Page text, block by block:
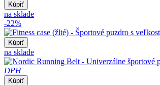
Kúpiť
na sklade
-22%
Kúpiť
na sklade
DPH
Kúpiť